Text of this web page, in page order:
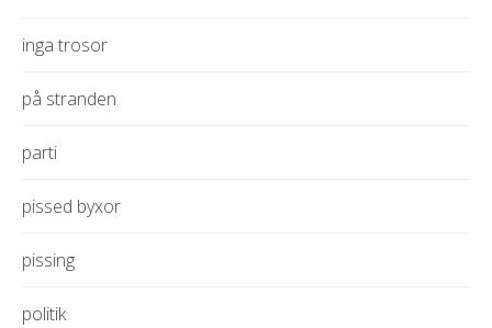
inga trosor
på stranden
parti
pissed byxor
pissing
politik